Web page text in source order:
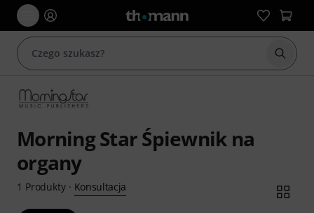
Morning Star Śpiewnik na
organy
1 Produkty· Konsultacja